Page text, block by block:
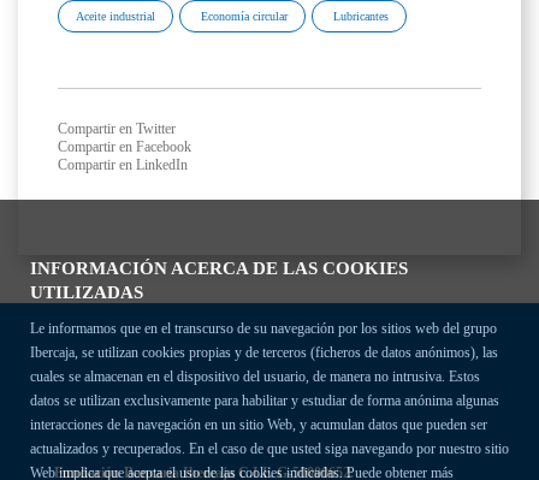
INFORMACIÓN ACERCA DE LAS COOKIES
UTILIZADAS
Le informamos que en el transcurso de su navegación por los sitios web del grupo
Ibercaja, se utilizan cookies propias y de terceros (ficheros de datos anónimos), las
cuales se almacenan en el dispositivo del usuario, de manera no intrusiva. Estos
datos se utilizan exclusivamente para habilitar y estudiar de forma anónima algunas
interacciones de la navegación en un sitio Web, y acumulan datos que pueden ser
actualizados y recuperados. En el caso de que usted siga navegando por nuestro sitio
Web implica que acepta el uso de las cookies indicadas. Puede obtener más
Aceite industrial Economía circular Lubricantes
Compartir en Twitter
Compartir en Facebook
Compartir en LinkedIn
Fundación Bancaria Ibercaja C.I.F. G-50000652.